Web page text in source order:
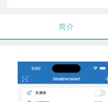
简介